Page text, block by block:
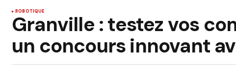
ROBOTIQUE
Granville : testez vos
un concours innovant